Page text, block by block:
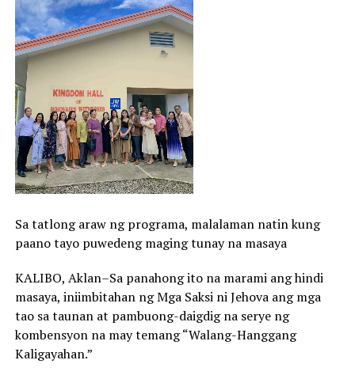
Sa tatlong araw ng programa, malalaman natin kung
paano tayo puwedeng maging tunay na masaya
KALIBO, Aklan–Sa panahong ito na marami ang hindi
masaya, iniimbitahan ng Mga Saksi ni Jehova ang mga
tao sa taunan at pambuong-daigdig na serye ng
kombensyon na may temang “Walang-Hanggang
Kaligayahan.”